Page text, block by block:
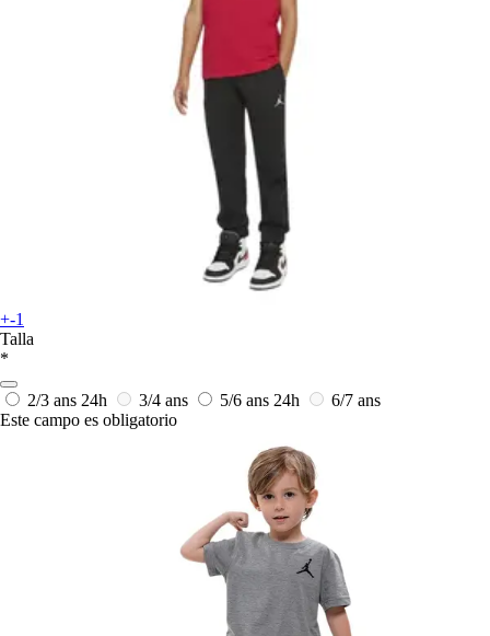
+-1
Talla
*
2/3 ans 24h 3/4 ans 5/6 ans 24h
6/7 ans
Este campo es obligatorio